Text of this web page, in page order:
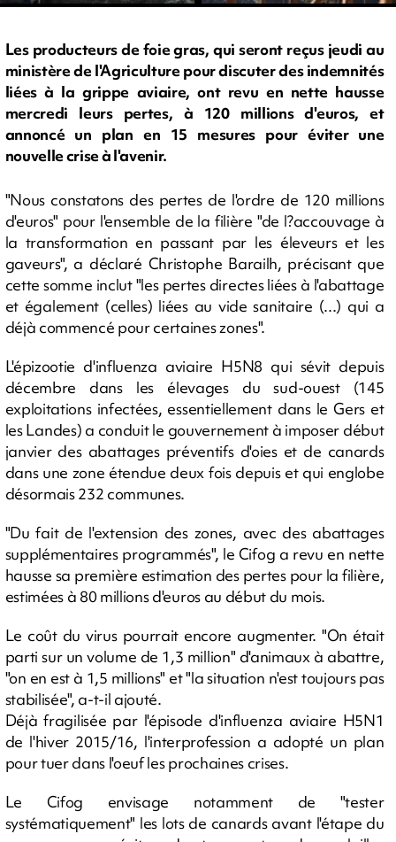
Les producteurs de foie gras, qui seront reçus jeudi au
ministère de l'Agriculture pour discuter des indemnités
liées à la grippe aviaire, ont revu en nette hausse
mercredi leurs pertes, à 120 millions d'euros, et
annoncé un plan en 15 mesures pour éviter une
nouvelle crise à l'avenir.
"Nous constatons des pertes de l'ordre de 120 millions
d'euros" pour l'ensemble de la filière "de l?accouvage à
la transformation en passant par les éleveurs et les
gaveurs", a déclaré Christophe Barailh, précisant que
cette somme inclut "les pertes directes liées à l'abattage
et également (celles) liées au vide sanitaire (...) qui a
déjà commencé pour certaines zones".
L'épizootie d'influenza aviaire H5N8 qui sévit depuis
décembre dans les élevages du sud-ouest (145
exploitations infectées, essentiellement dans le Gers et
les Landes) a conduit le gouvernement à imposer début
janvier des abattages préventifs d'oies et de canards
dans une zone étendue deux fois depuis et qui englobe
désormais 232 communes.
"Du fait de l'extension des zones, avec des abattages
supplémentaires programmés", le Cifog a revu en nette
hausse sa première estimation des pertes pour la filière,
estimées à 80 millions d'euros au début du mois.
Le coût du virus pourrait encore augmenter. "On était
parti sur un volume de 1,3 million" d'animaux à abattre,
"on en est à 1,5 millions" et "la situation n'est toujours pas
stabilisée", a-t-il ajouté.
Déjà fragilisée par l'épisode d'influenza aviaire H5N1
de l'hiver 2015/16, l'interprofession a adopté un plan
pour tuer dans l'oeuf les prochaines crises.
Le Cifog envisage notamment de "tester
systématiquement" les lots de canards avant l'étape du